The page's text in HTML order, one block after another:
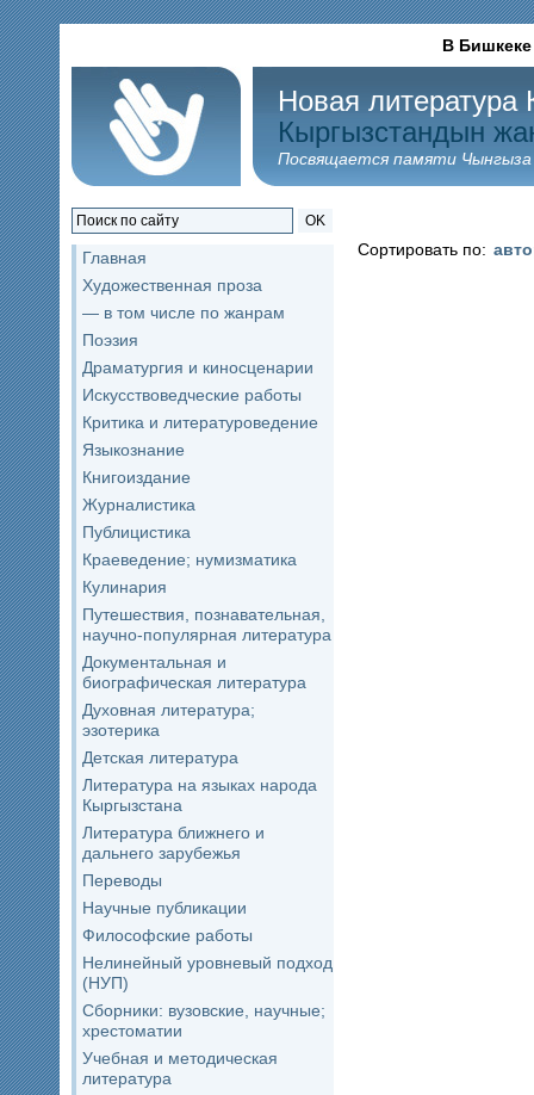
В Бишкеке
Новая литература
Кыргызстандын
Посвящается памяти
OK
Главная
Художественная проза
— в том числе по жанрам
Поэзия
Драматургия и киносценарии
Искусствоведческие работы
Критика и литературоведение
Языкознание
Книгоиздание
Журналистика
Публицистика
Краеведение; нумизматика
Кулинария
Путешествия, познавательная,
научно-популярная литература
Документальная и
биографическая литература
Духовная литература;
эзотерика
Детская литература
Литература на языках народа
Кыргызстана
Литература ближнего и
дальнего зарубежья
Переводы
Научные публикации
Философские работы
Нелинейный уровневый подход
(НУП)
Сборники: вузовские, научные;
хрестоматии
Учебная и методическая
литература
Сортировать по: